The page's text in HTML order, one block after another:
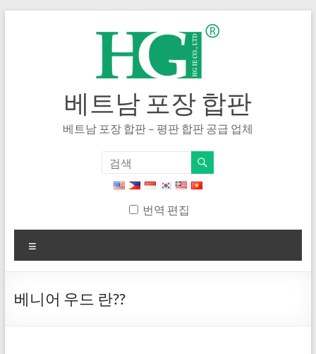
베트남 포장 합판
베트남 포장 합판 – 평판 합판 공급 업체
번역 편집
뉴
베니어 우드 란??